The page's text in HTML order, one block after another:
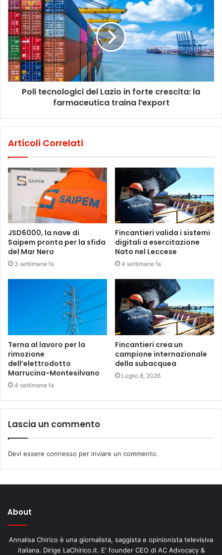
Poli tecnologici del Lazio in forte crescita: la
farmaceutica traina l’export
Articoli Correlati
JSD6000, la nave di
Saipem pronta per la sfida
del Mar Nero
3 settimane fa
Fincantieri valida i sistemi
digitali a esercitazione
Nato nel Leccese
4 settimane fa
Terna al lavoro per la
rimozione
dell’elettrodotto
Marrucina-Montesilvano
4 settimane fa
Fincantieri crea un
campione internazionale
della subacquea
Luglio 8, 2026
Lascia un commento
Devi essere connesso per inviare un commento.
About
Annalisa Chirico è una giornalista, saggista e opinionista televisiva
italiana. Dirige LaChirico.it. E' founder CEO di AC Advocacy &